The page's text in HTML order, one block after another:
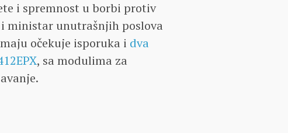
i spremnost u borbi protiv
ministar unutrašnjih poslova
očekuje isporuka i dva
, sa modulima za